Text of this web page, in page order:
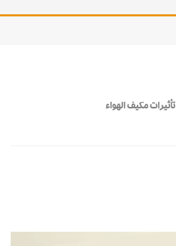
تأثيرات مكيف الهواء